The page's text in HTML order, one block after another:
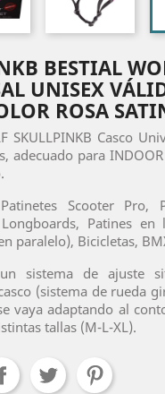
BESTIAL
UNISEX
ROSA
SKULLPINKB Casco
adecuado para
Scooter Pro,
Longboards, Patines en
paralelo), Bicicletas,
sistema de ajuste
(sistema de rueda
vaya adaptando al
tallas (M-L-XL).